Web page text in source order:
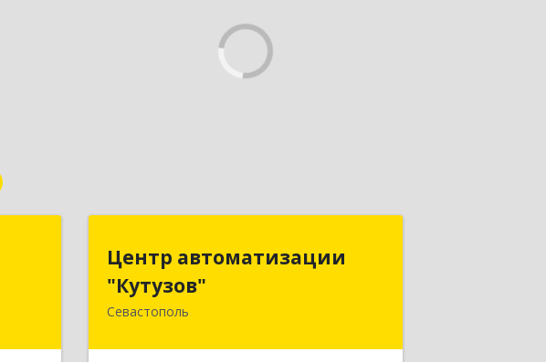
ул,
Центр автоматизации
"Кутузов"
Севастополь
"Кутузов"
299011, Севастополь г, Генерала